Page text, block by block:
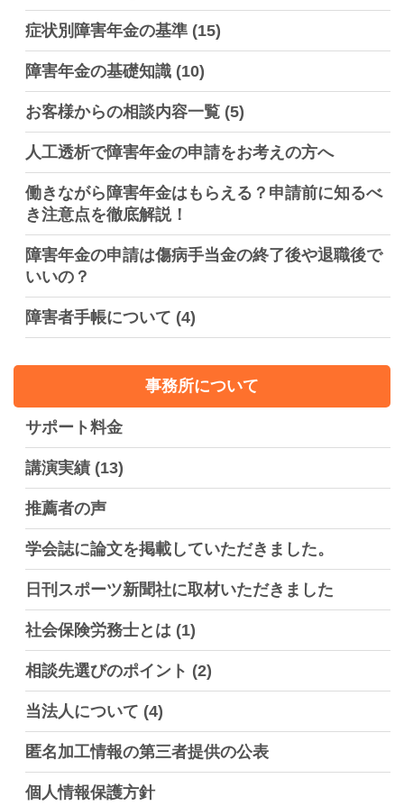
症状別障害年金の基準 (15)
障害年金の基礎知識 (10)
お客様からの相談内容一覧 (5)
人工透析で障害年金の申請をお考えの方へ
働きながら障害年金はもらえる？申請前に知るべ
き注意点を徹底解説！
障害年金の申請は傷病手当金の終了後や退職後で
いいの？
障害者手帳について (4)
事務所について
サポート料金
講演実績 (13)
推薦者の声
学会誌に論文を掲載していただきました。
日刊スポーツ新聞社に取材いただきました
社会保険労務士とは (1)
相談先選びのポイント (2)
当法人について (4)
匿名加工情報の第三者提供の公表
個人情報保護方針